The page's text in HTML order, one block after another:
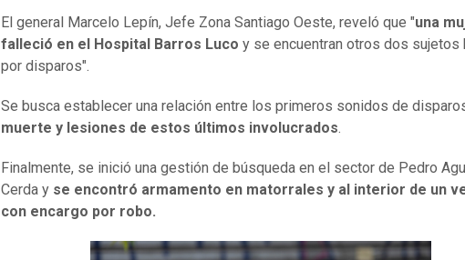
El general Marcelo Lepín, Jefe Zona Santiago Oeste, reveló que "una
falleció en el Hospital Barros Luco y se encuentran otros dos sujetos
por disparos".
Se busca establecer una relación entre los primeros sonidos de
muerte y lesiones de estos últimos involucrados.
Finalmente, se inició una gestión de búsqueda en el sector de Pedro
Cerda y se encontró armamento en matorrales y al interior de un
con encargo por robo.